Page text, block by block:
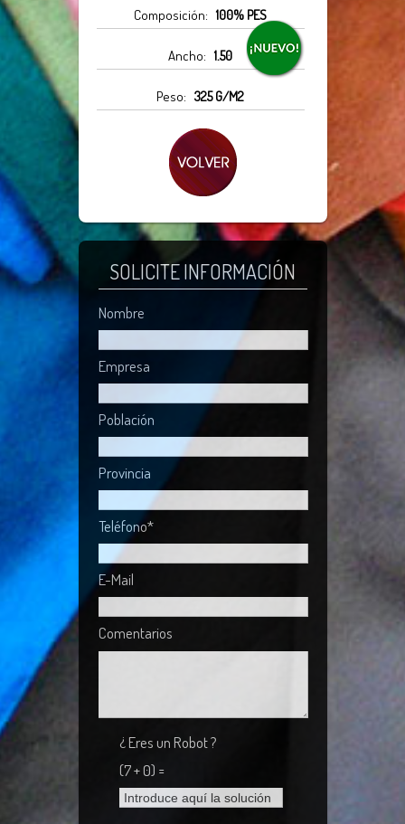
Composición:100% PES
Ancho:1.50
Peso: 325 G/M2
SOLICITE INFORMACIÓN
Nombre
Empresa
Población
Provincia
Teléfono*
E-Mail
Comentarios
¿ Eres un Robot ?
(7 + 0) =